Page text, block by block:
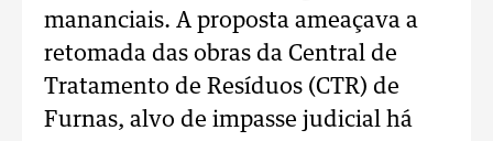
mananciais. A proposta ameaçava a
retomada das obras da Central de
Tratamento de Resíduos (CTR) de
Furnas, alvo de impasse judicial há